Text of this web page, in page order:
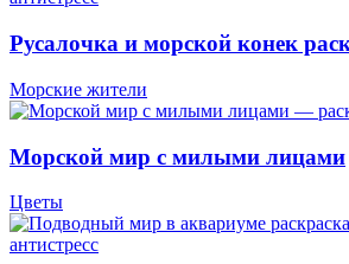
Русалочка и морской конек
Морские жители
Морской мир с милыми лицами
Цветы